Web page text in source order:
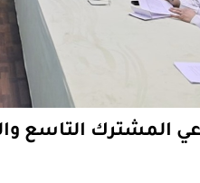
المشترك التاسع